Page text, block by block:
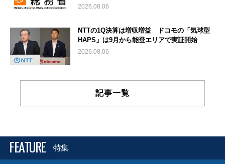
2026.08.06
NTTの1Q決算は増収増益 ドコモの「気球型
HAPS」は9月から能登エリアで実証開始
2026.08.06
記事一覧
FEATURE 特集